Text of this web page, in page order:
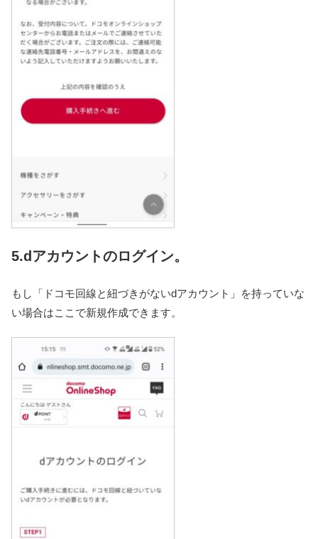
5.dアカウントのログイン。
もし「ドコモ回線と紐づきがないdアカウント」を持っていな
い場合はここで新規作成できます。